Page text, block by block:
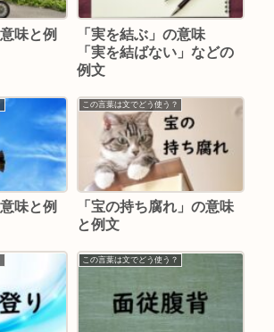
味と例
「実を結ぶ」の意味
「実を結ばない」などの
例文
味と例
この言葉は文でどう使う？
「宝の持ち腐れ」の意味
と例文
この言葉は文でどう使う？